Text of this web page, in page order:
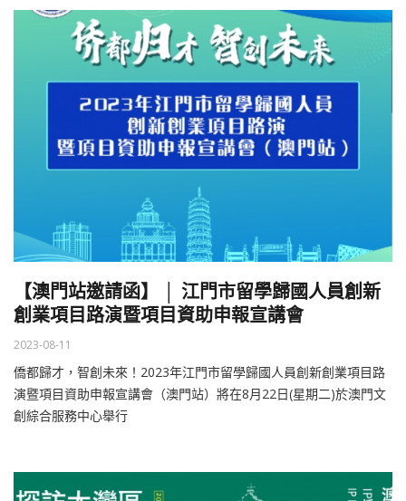
【澳門站邀請函】 │ 江門市留學歸國人員創新
創業項目路演暨項目資助申報宣講會
2023-08-11
僑都歸才，智創未來！2023年江門市留學歸國人員創新創業項目路
演暨項目資助申報宣講會（澳門站）將在8月22日(星期二)於澳門文
創綜合服務中心舉行